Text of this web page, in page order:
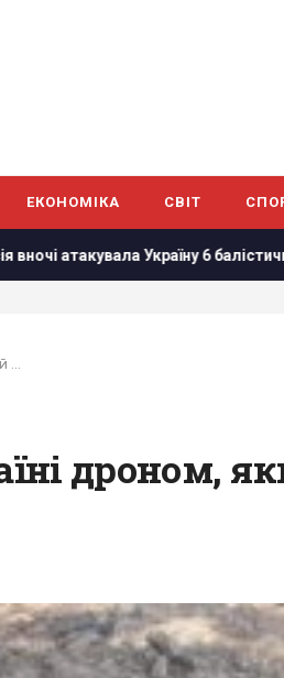
ЕКОНОМІКА СВІТ
балістичними ракетами, жодну з
дроном,